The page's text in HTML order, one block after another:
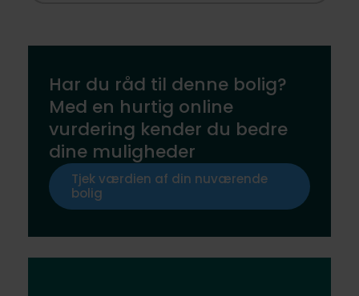
Har du råd til denne bolig?
Med en hurtig online
vurdering kender du bedre
dine muligheder
Tjek værdien af din nuværende
bolig